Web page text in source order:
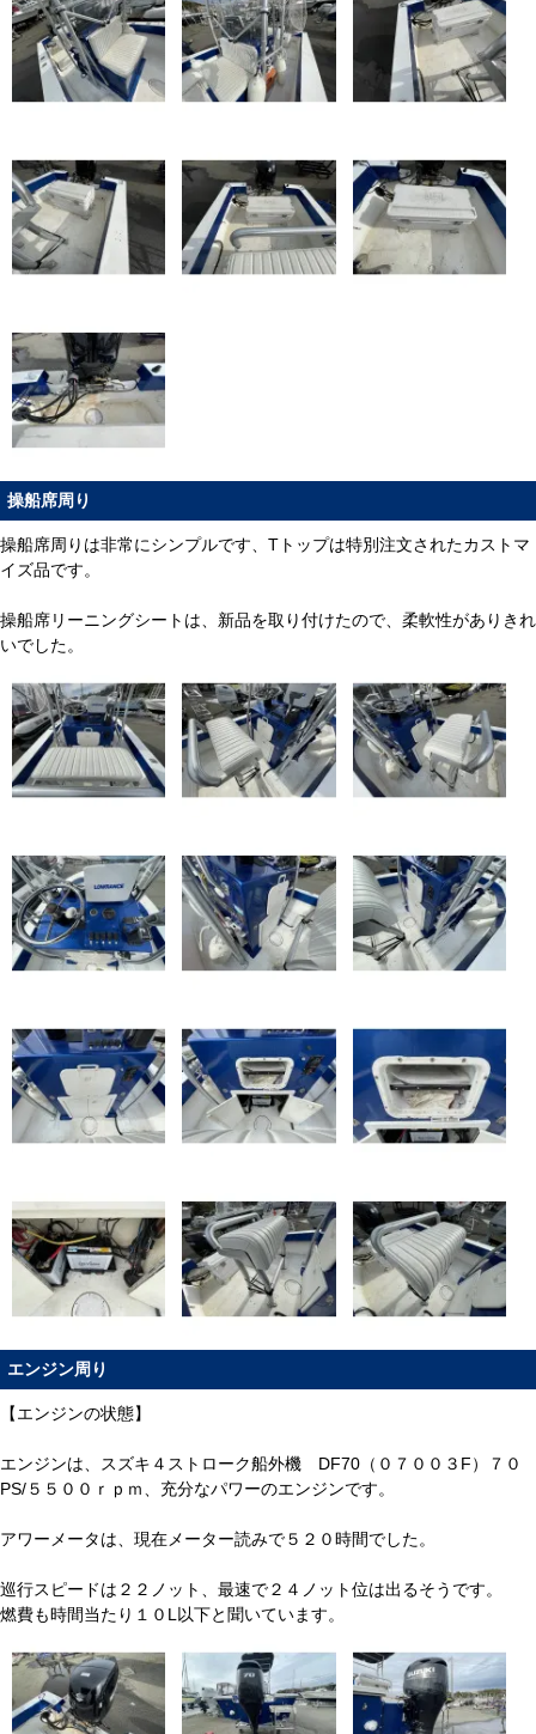
操船席周り
操船席周りは非常にシンプルです、Tトップは特別注文されたカストマ
イズ品です。
操船席リーニングシートは、新品を取り付けたので、柔軟性がありきれ
いでした。
エンジン周り
【エンジンの状態】
エンジンは、スズキ４ストローク船外機 DF70（０７００３F）７０
PS/５５００ｒｐｍ、充分なパワーのエンジンです。
アワーメータは、現在メーター読みで５２０時間でした。
巡行スピードは２２ノット、最速で２４ノット位は出るそうです。
燃費も時間当たり１０L以下と聞いています。